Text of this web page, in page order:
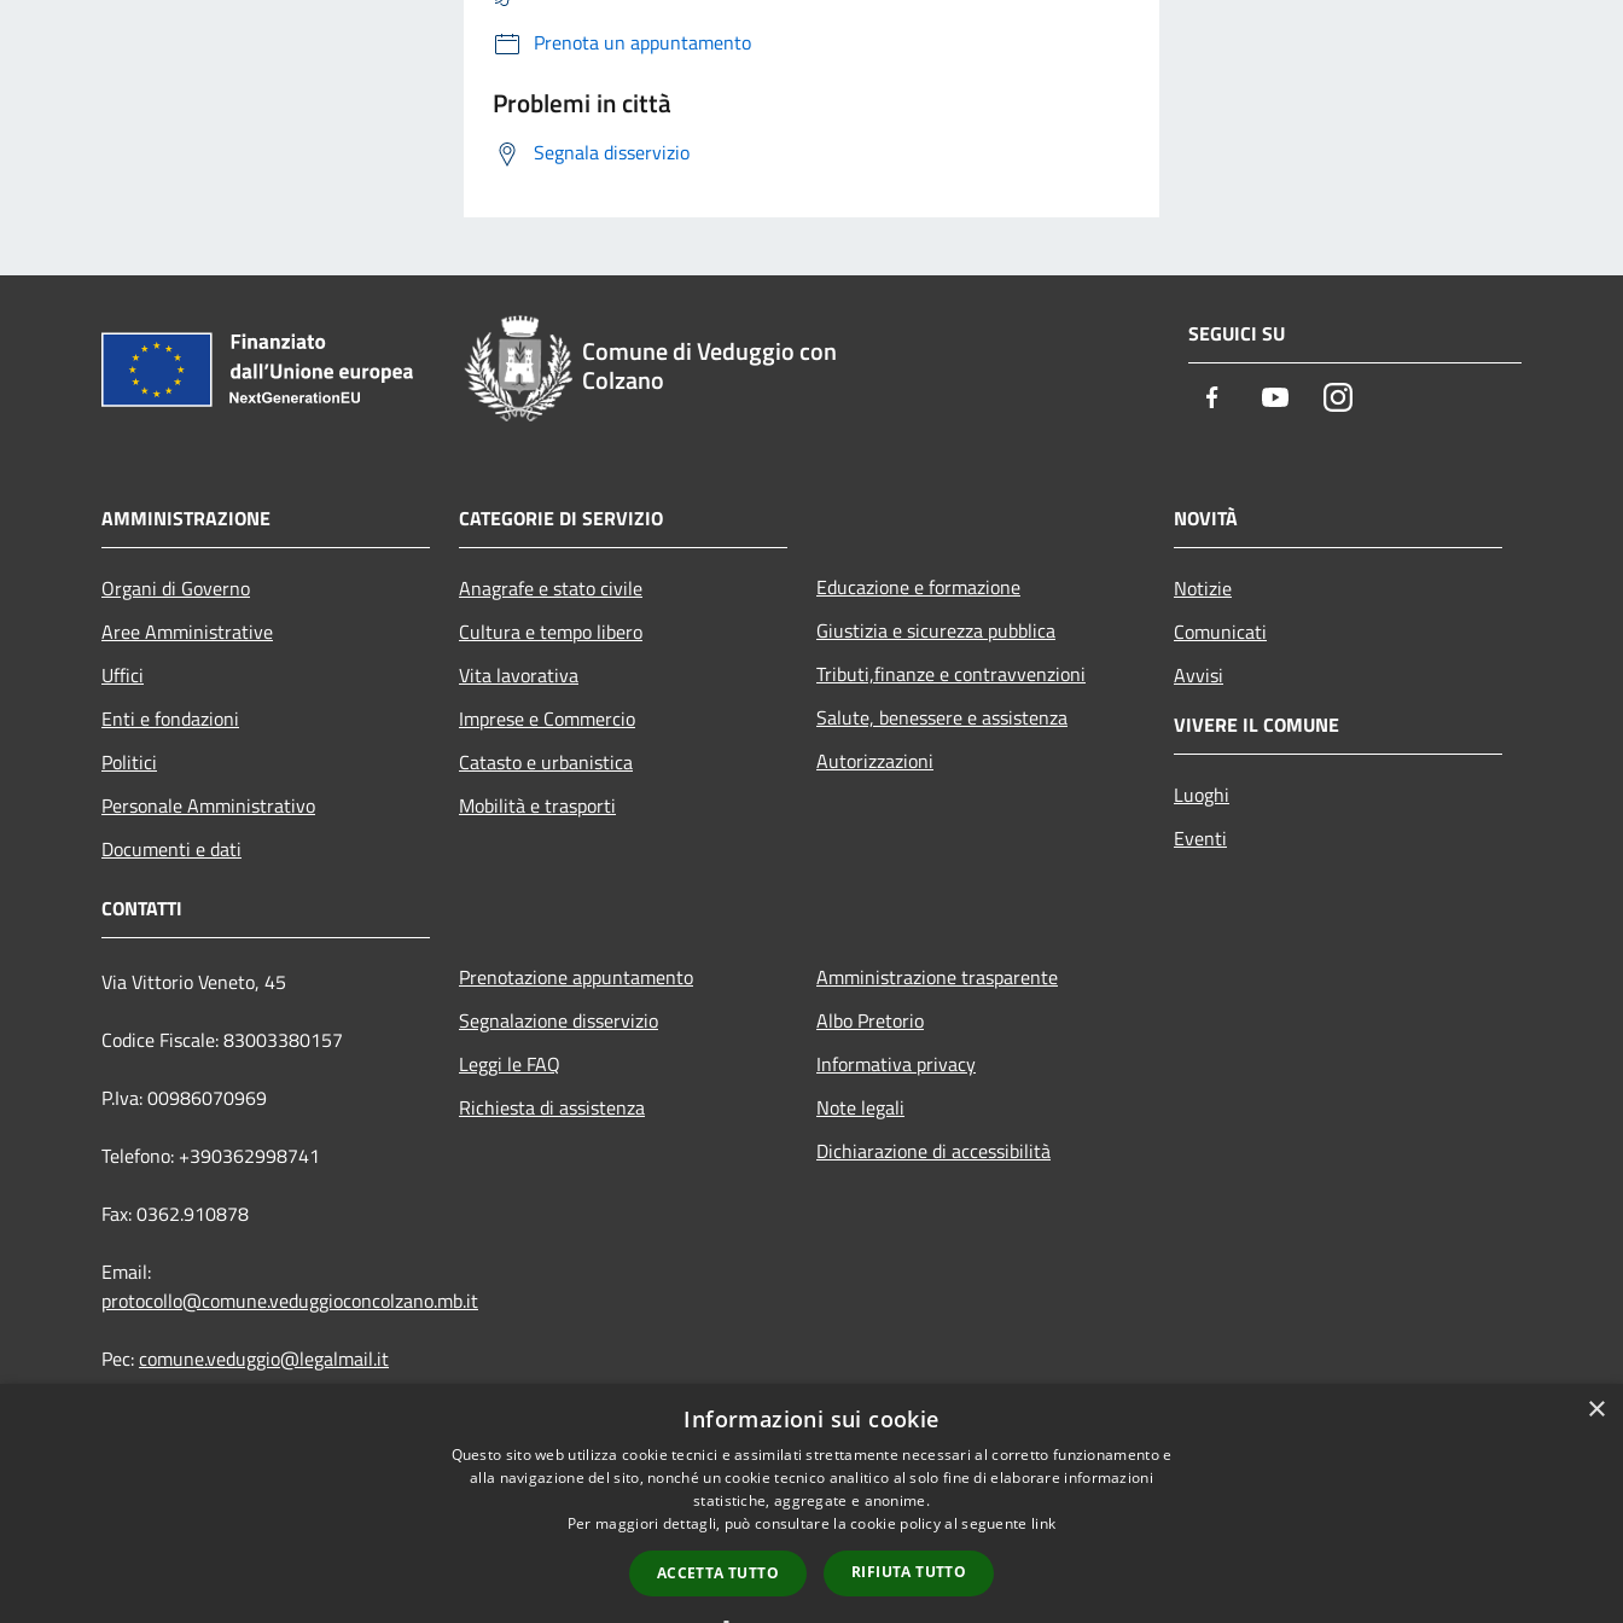
Prenota un appuntamento
Problemi in città
Segnala disservizio
Comune di Veduggio con
Colzano
SEGUICI SU
Facebook YoutubeInstagram
AMMINISTRAZIONE
Organi di Governo
Aree Amministrative
Uffici
Enti e fondazioni
Politici
Personale Amministrativo
Documenti e dati
CATEGORIE DI SERVIZIO
Anagrafe e stato civile
Cultura e tempo libero
Vita lavorativa
Imprese e Commercio
Catasto e urbanistica
Mobilità e trasporti
Educazione e formazione
Giustizia e sicurezza pubblica
Tributi,finanze e contravvenzioni
Salute, benessere e assistenza
Autorizzazioni
NOVITÀ
Notizie
Comunicati
Avvisi
VIVERE IL COMUNE
Luoghi
Eventi
CONTATTI
Via Vittorio Veneto, 45
Codice Fiscale: 83003380157
P.Iva: 00986070969
Telefono: +390362998741
Fax: 0362.910878
Email:
protocollo@comune.veduggioconcolzano.mb.it
Pec:comune.veduggio@legalmail.it
Prenotazione appuntamento
Segnalazione disservizio
Leggi le FAQ
Richiesta di assistenza
Amministrazione trasparente
Albo Pretorio
Informativa privacy
Note legali
Dichiarazione di accessibilità
Copyright © 2026 • Comune di Veduggio con Colzano • Powered by
×
Informazioni sui cookie
Questo sito web utilizza cookie tecnici e assimilati strettamente necessari al corretto funzionamento e
alla navigazione del sito, nonché un cookie tecnico analitico al solo fine di elaborare informazioni
statistiche, aggregate e anonime.
Per maggiori dettagli, può consultare la cookie policy al seguente link
ACCETTA TUTTO RIFIUTA TUTTO